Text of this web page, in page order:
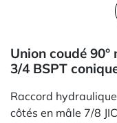
Union coudé
3/4 BSPT
Raccord
côtés en mâle 7/8